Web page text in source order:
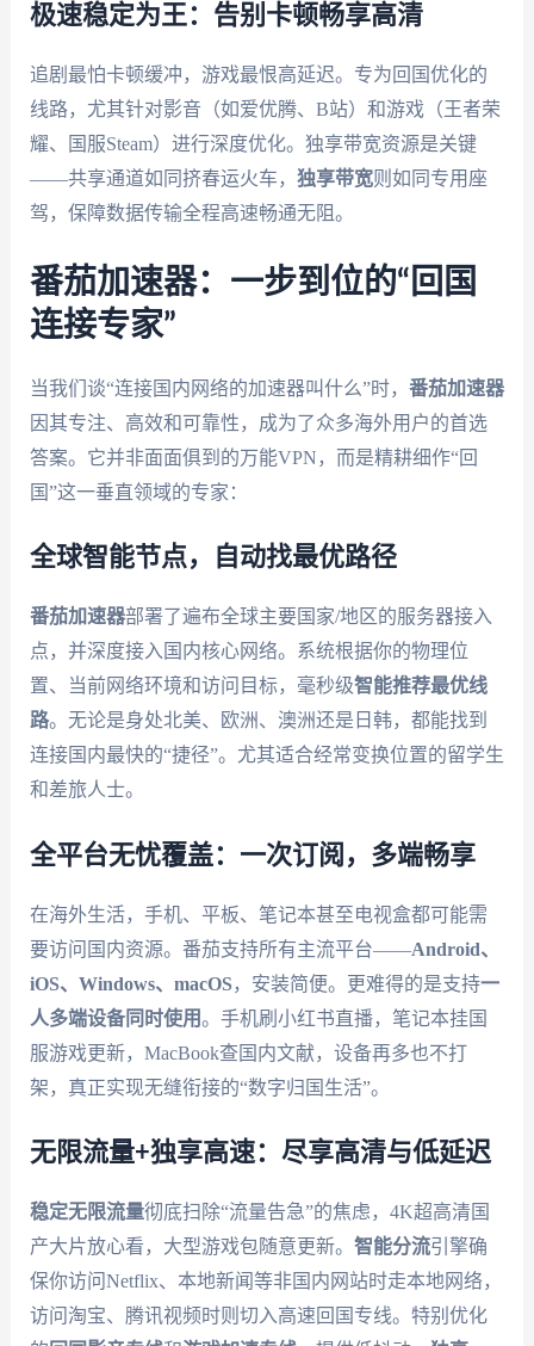
极速稳定为王：告别卡顿畅享高清
追剧最怕卡顿缓冲，游戏最恨高延迟。专为回国优化的
线路，尤其针对影音（如爱优腾、B站）和游戏（王者荣
耀、国服Steam）进行深度优化。独享带宽资源是关键
——共享通道如同挤春运火车， 独享带宽则如同专用座
驾，保障数据传输全程高速畅通无阻。
番茄加速器：一步到位的“回国
连接专家”
当我们谈“连接国内网络的加速器叫什么”时， 番茄加速器
因其专注、高效和可靠性，成为了众多海外用户的首选
答案。它并非面面俱到的万能VPN，而是精耕细作“回
国”这一垂直领域的专家：
全球智能节点，自动找最优路径
番茄加速器部署了遍布全球主要国家/地区的服务器接入
点，并深度接入国内核心网络。系统根据你的物理位
置、当前网络环境和访问目标，毫秒级智能推荐最优线
路。无论是身处北美、欧洲、澳洲还是日韩，都能找到
连接国内最快的“捷径”。尤其适合经常变换位置的留学生
和差旅人士。
全平台无忧覆盖：一次订阅，多端畅享
在海外生活，手机、平板、笔记本甚至电视盒都可能需
要访问国内资源。番茄支持所有主流平台——Android、
iOS、Windows、macOS，安装简便。更难得的是支持一
人多端设备同时使用。手机刷小红书直播，笔记本挂国
服游戏更新，MacBook查国内文献，设备再多也不打
架，真正实现无缝衔接的“数字归国生活”。
无限流量+独享高速：尽享高清与低延迟
稳定无限流量彻底扫除“流量告急”的焦虑，4K超高清国
产大片放心看，大型游戏包随意更新。 智能分流引擎确
保你访问Netflix、本地新闻等非国内网站时走本地网络，
访问淘宝、腾讯视频时则切入高速回国专线。特别优化